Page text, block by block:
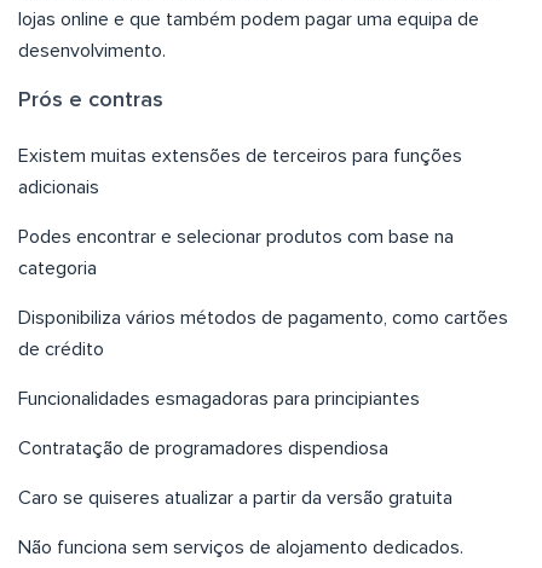
lojas online e que também podem pagar uma equipa de
desenvolvimento.
Prós e contras
Existem muitas extensões de terceiros para funções
adicionais
Podes encontrar e selecionar produtos com base na
categoria
Disponibiliza vários métodos de pagamento, como cartões
de crédito
Funcionalidades esmagadoras para principiantes
Contratação de programadores dispendiosa
Caro se quiseres atualizar a partir da versão gratuita
Não funciona sem serviços de alojamento dedicados.